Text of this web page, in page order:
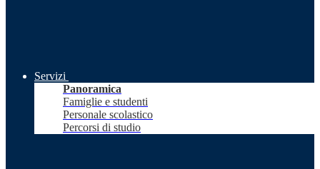
Servizi
Panoramica
Famiglie e studenti
Personale scolastico
Percorsi di studio